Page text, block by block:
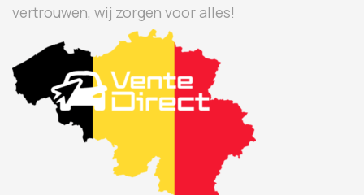
vertrouwen, wij zorgen voor alles!